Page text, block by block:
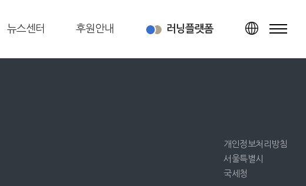
뉴스센터 후원안내 러닝플랫폼 TOP
개인정보처리방침
서울특별시
국세청